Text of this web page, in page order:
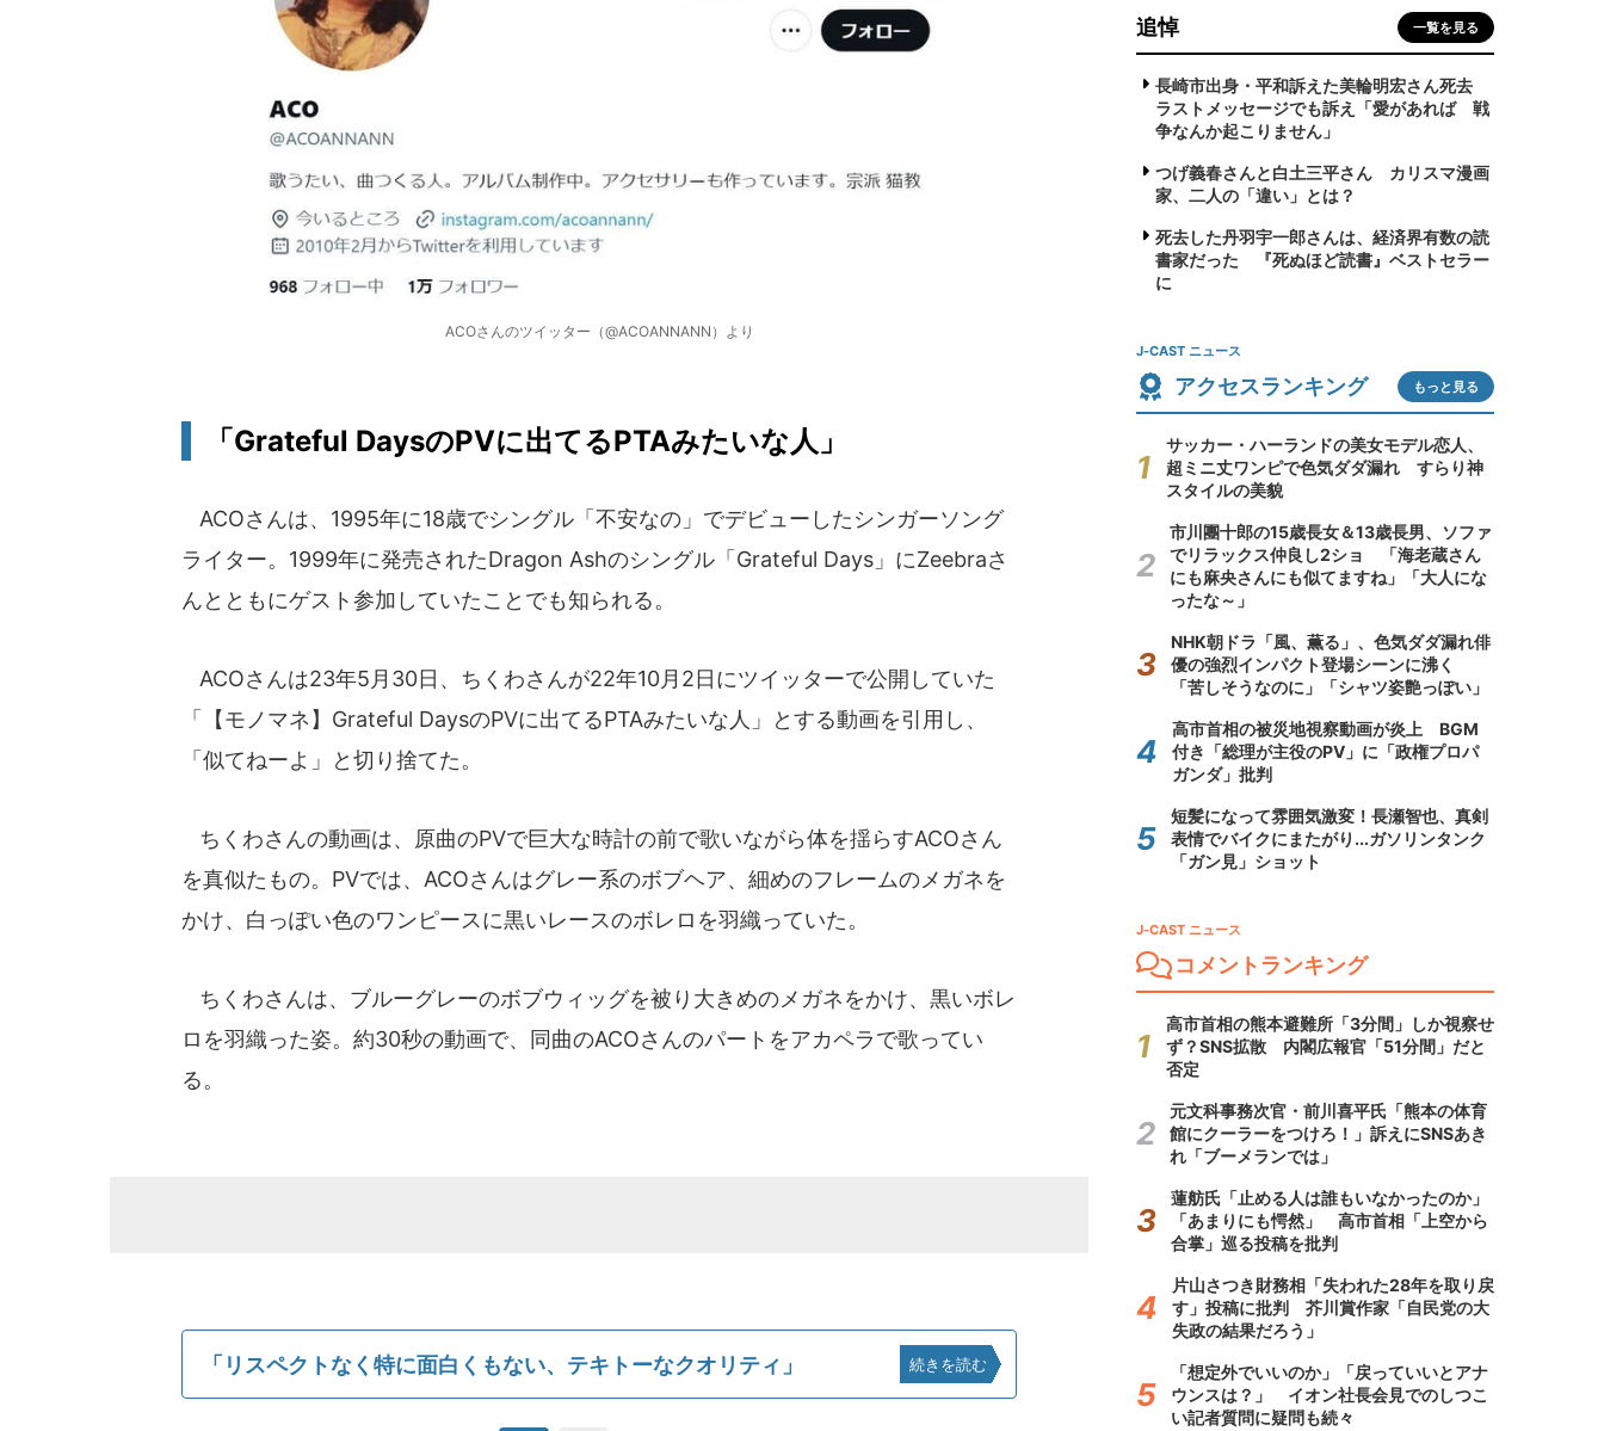
ACOさんのツイッター（@ACOANNANN）より
「Grateful DaysのPVに出てるPTAみたいな人」
ACOさんは、1995年に18歳でシングル「不安なの」でデビューしたシンガーソング
ライター。1999年に発売されたDragon Ashのシングル「Grateful Days」にZeebraさ
んとともにゲスト参加していたことでも知られる。
ACOさんは23年5月30日、ちくわさんが22年10月2日にツイッターで公開していた
「【モノマネ】Grateful DaysのPVに出てるPTAみたいな人」とする動画を引用し、
「似てねーよ」と切り捨てた。
ちくわさんの動画は、原曲のPVで巨大な時計の前で歌いながら体を揺らすACOさん
を真似たもの。PVでは、ACOさんはグレー系のボブヘア、細めのフレームのメガネを
かけ、白っぽい色のワンピースに黒いレースのボレロを羽織っていた。
ちくわさんは、ブルーグレーのボブウィッグを被り大きめのメガネをかけ、黒いボレ
ロを羽織った姿。約30秒の動画で、同曲のACOさんのパートをアカペラで歌ってい
る。
「リスペクトなく特に面白くもない、テキトーなクオリティ」 続きを読む
追悼 一覧を見る
長崎市出身・平和訴えた美輪明宏さん死去
ラストメッセージでも訴え「愛があれば 戦
争なんか起こりません」
つげ義春さんと白土三平さん カリスマ漫画
家、二人の「違い」とは？
死去した丹羽宇一郎さんは、経済界有数の読
書家だった 『死ぬほど読書』ベストセラー
に
J-CAST ニュース
アクセスランキング もっと見る
サッカー・ハーランドの美女モデル恋人、
超ミニ丈ワンピで色気ダダ漏れ すらり神
スタイルの美貌
市川團十郎の15歳長女＆13歳長男、ソファ
でリラックス仲良し2ショ 「海老蔵さん
にも麻央さんにも似てますね」「大人にな
ったな～」
NHK朝ドラ「風、薫る」、色気ダダ漏れ俳
優の強烈インパクト登場シーンに沸く
「苦しそうなのに」「シャツ姿艶っぽい」
高市首相の被災地視察動画が炎上 BGM
付き「総理が主役のPV」に「政権プロパ
ガンダ」批判
短髪になって雰囲気激変！長瀬智也、真剣
表情でバイクにまたがり...ガソリンタンク
「ガン見」ショット
J-CAST ニュース
コメントランキング
高市首相の熊本避難所「3分間」しか視察せ
ず？SNS拡散 内閣広報官「51分間」だと
否定
元文科事務次官・前川喜平氏「熊本の体育
館にクーラーをつけろ！」訴えにSNSあき
れ「ブーメランでは」
蓮舫氏「止める人は誰もいなかったのか」
「あまりにも愕然」 高市首相「上空から
合掌」巡る投稿を批判
片山さつき財務相「失われた28年を取り戻
す」投稿に批判 芥川賞作家「自民党の大
失政の結果だろう」
「想定外でいいのか」「戻っていいとアナ
ウンスは？」 イオン社長会見でのしつこ
い記者質問に疑問も続々